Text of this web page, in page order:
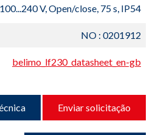
100...240 V, Open/close, 75 s, IP54
NO : 0201912
belimo_lf230_datasheet_en-gb
Enviar solicitação